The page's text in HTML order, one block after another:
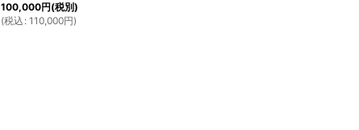
100,000円(税別)
(税込 : 110,000円)